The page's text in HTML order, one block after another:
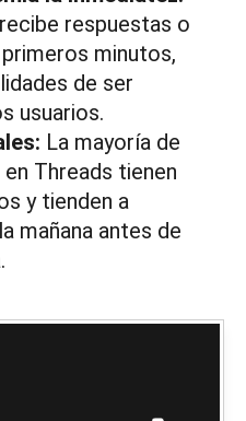
respuestas o
minutos,
de ser
usuarios.
La mayoría de
Threads tienen
y tienden a
mañana antes de